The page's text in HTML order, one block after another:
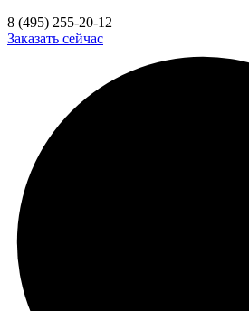
8 (495) 255-20-12
Заказать сейчас